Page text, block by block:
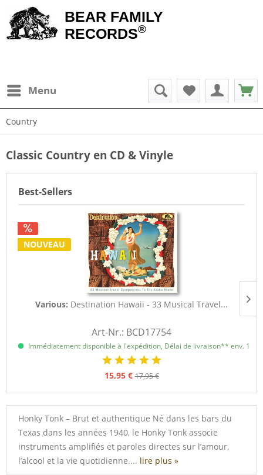
BEAR FAMILY
RECORDS®
Menu
Country
Classic Country en CD & Vinyle
Best-Sellers
NOUVEAU
Various: Destination Hawaii - 33 Musical Travel...
Art-Nr.: BCD17754
Immédiatement disponible à l'expédition, Délai de livraison** env. 1 à
15,95 € 17,95 €
Honky Tonk – Brut et authentique Né dans les bars du
Texas dans les années 1940, le Honky Tonk associe
instruments amplifiés et paroles directes sur l’amour,
l’alcool et la vie quotidienne.... lire plus »